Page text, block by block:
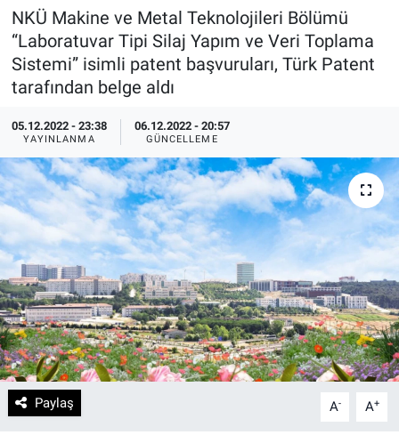
NKÜ Makine ve Metal Teknolojileri Bölümü
“Laboratuvar Tipi Silaj Yapım ve Veri Toplama
Sistemi” isimli patent başvuruları, Türk Patent
tarafından belge aldı
05.12.2022 - 23:38
YAYINLANMA
06.12.2022 - 20:57
GÜNCELLEME
Paylaş A- A+